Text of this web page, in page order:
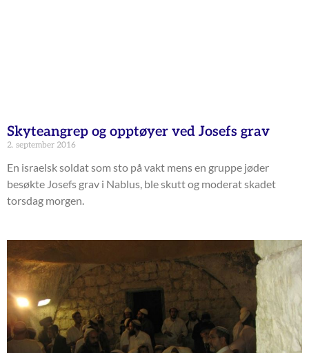
Skyteangrep og opptøyer ved Josefs grav
2. september 2016
En israelsk soldat som sto på vakt mens en gruppe jøder
besøkte Josefs grav i Nablus, ble skutt og moderat skadet
torsdag morgen.